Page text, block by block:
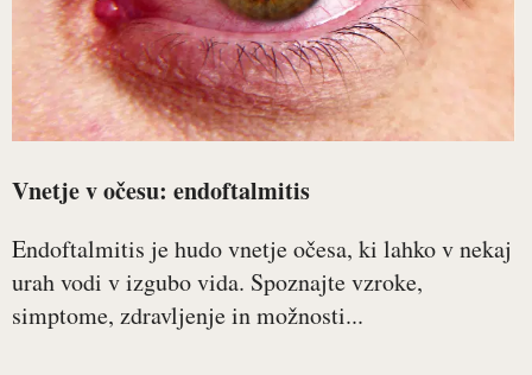
Vnetje v očesu: endoftalmitis
Endoftalmitis je hudo vnetje očesa, ki lahko v nekaj
urah vodi v izgubo vida. Spoznajte vzroke,
simptome, zdravljenje in možnosti...